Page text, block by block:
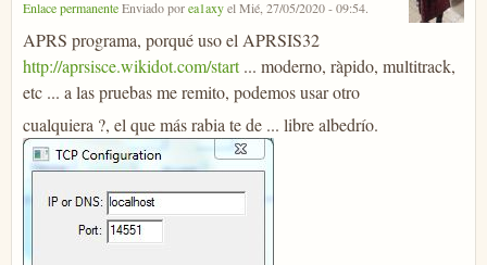
Enlace permanenteEnviado porea1axyelMié, 27/05/2020 - 09:54.
APRS programa, porqué uso el APRSIS32
http://aprsisce.wikidot.com/start... moderno, ràpido, multitrack,
etc ... a las pruebas me remito, podemos usar otro
cualquiera ?, el que más rabia te de ... libre albedrío.